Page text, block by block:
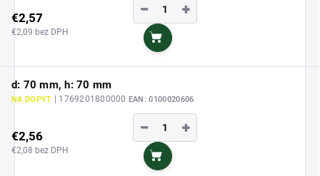
€2,57
€2,09 bez DPH
+
−
Do košíka
d: 70 mm, h: 70 mm
NA DOPYT | 1769201800000 EAN: 0100020606
€2,56
€2,08 bez DPH
+
−
Do košíka